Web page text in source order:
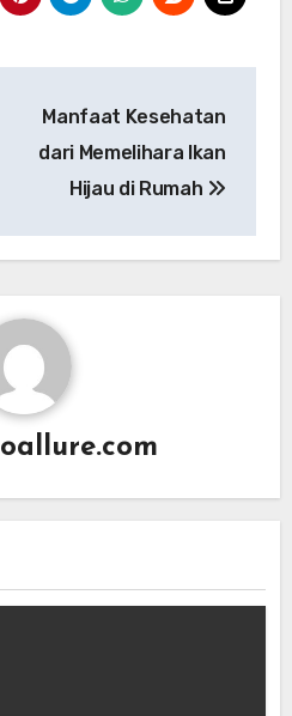
Manfaat Kesehatan
dari Memelihara Ikan
Hijau di Rumah